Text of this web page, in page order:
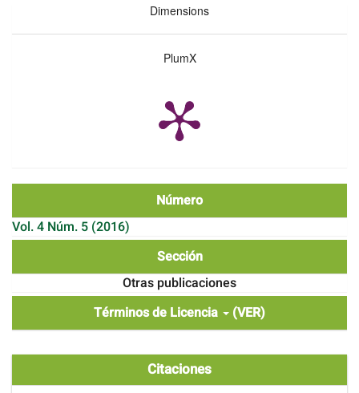
Dimensions
PlumX
Número
Vol. 4 Núm. 5 (2016)
Sección
Otras publicaciones
Términos de Licencia
(VER)
Citaciones